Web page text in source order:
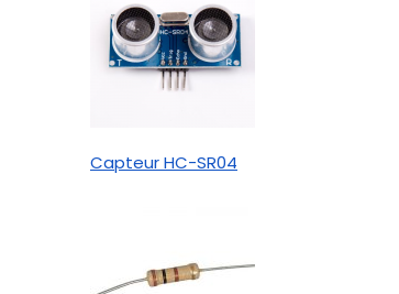
Capteur HC-SR04